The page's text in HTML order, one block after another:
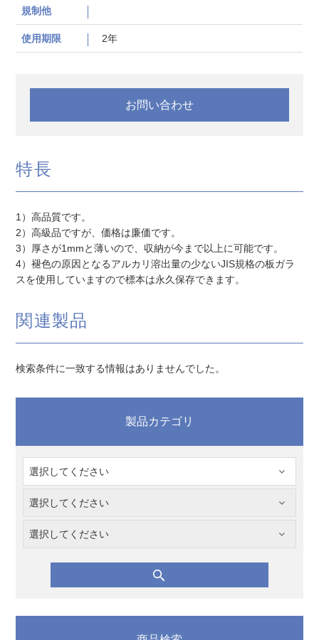
規制他
使用期限 2年
お問い合わせ
特長
1）高品質です。
2）高級品ですが、価格は廉価です。
3）厚さが1mmと薄いので、収納が今まで以上に可能です。
4）褪色の原因となるアルカリ溶出量の少ないJIS規格の板ガラ
スを使用していますので標本は永久保存できます。
関連製品
検索条件に一致する情報はありませんでした。
製品カテゴリ